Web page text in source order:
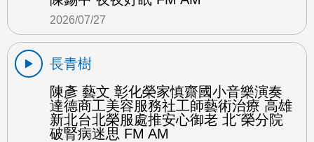
2026/07/27
長青樹
陳彥 藝文 彰化榮家慎齋國小音樂演奏
達德商工美容服務社工師藝術治療 高雄
新北台北榮服處推安心御老 北ˇ榮分院
破腎病迷思 FM AM